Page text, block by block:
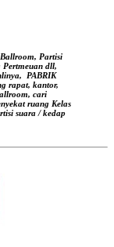
Partisi
Partisi
dll,
PABRIK
rapat, kantor,
cari
ruang Kelas
suara / kedap